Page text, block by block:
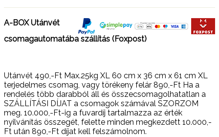
A-BOX Utánvét
csomagautomatába szállítás (Foxpost)
Utánvét 490,-Ft Max.25kg XL 60 cm x 36 cm x 61 cm XL
terjedelmes csomag, vagy törékeny felár 890,-Ft Ha a
rendelés több darabból áll és összecsomagolhatatlan a
SZÁLLÍTÁSI DÍJAT a csomagok számával SZORZOM
meg. 10.000,-Ft-ig a fuvardíj tartalmazza az érték
nyilvánítás összegét, felette minden megkezdett 10.000,-
Ft után 890,-Ft díjat kell felszámolnom.